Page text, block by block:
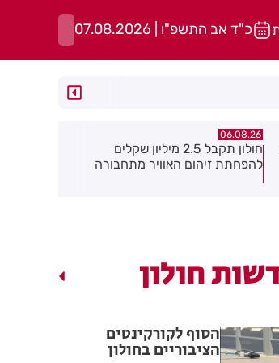
כ"ד אב התשפ"ו | 07.08.2026
06.08.26
נעצר תושב מודיעין עילית בחשד
שאיים על מפקד תחנת בני ברק–רמת
חולון
הסוף לקורקינטים
הציבוריים בחולון